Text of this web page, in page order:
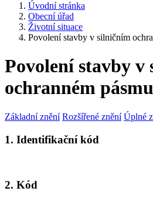
Úvodní stránka
Obecní úřad
Životní situace
Povolení stavby v silničním
Povolení stavby v
ochranném pásmu
Základní znění Rozšířené znění Úplné
1. Identifikační kód
2. Kód